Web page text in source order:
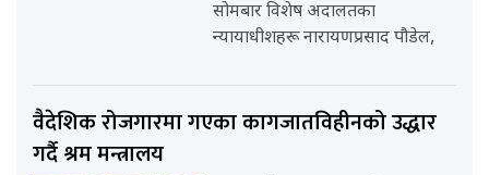
सोमबार विशेष अदालतका
न्यायाधीशहरू नारायणप्रसाद पौडेल,
वैदेशिक रोजगारमा गएका कागजातविहीनको उद्धार
गर्दै श्रम मन्त्रालय